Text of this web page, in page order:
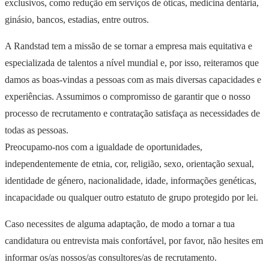
exclusivos, como redução em serviços de óticas, medicina dentária,
ginásio, bancos, estadias, entre outros.
A Randstad tem a missão de se tornar a empresa mais equitativa e
especializada de talentos a nível mundial e, por isso, reiteramos que
damos as boas-vindas a pessoas com as mais diversas capacidades e
experiências. Assumimos o compromisso de garantir que o nosso
processo de recrutamento e contratação satisfaça as necessidades de
todas as pessoas.
Preocupamo-nos com a igualdade de oportunidades,
independentemente de etnia, cor, religião, sexo, orientação sexual,
identidade de género, nacionalidade, idade, informações genéticas,
incapacidade ou qualquer outro estatuto de grupo protegido por lei.
Caso necessites de alguma adaptação, de modo a tornar a tua
candidatura ou entrevista mais confortável, por favor, não hesites em
informar os/as nossos/as consultores/as de recrutamento.